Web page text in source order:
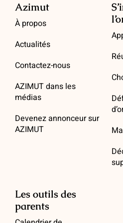
Azimut
À propos
Actualités
Contactez-nous
AZIMUT dans les
médias
Devenez annonceur sur
AZIMUT
Les outils des
parents